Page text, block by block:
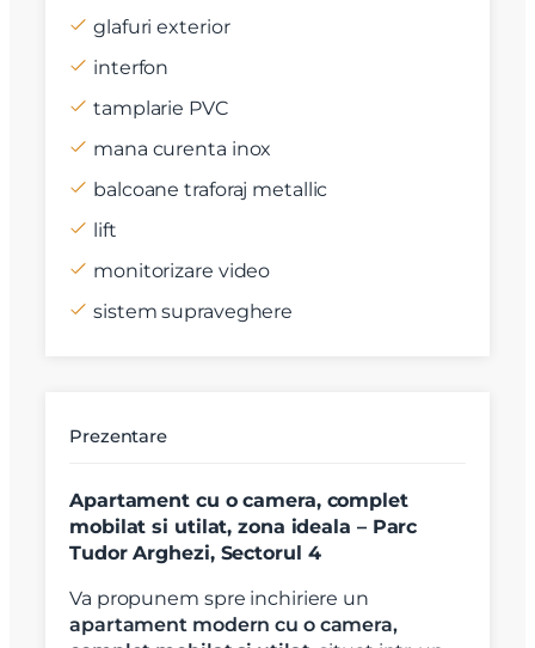
glafuri exterior
interfon
tamplarie PVC
mana curenta inox
balcoane traforaj metallic
lift
monitorizare video
sistem supraveghere
Prezentare
Apartament cu o camera, complet
mobilat si utilat, zona ideala – Parc
Tudor Arghezi, Sectorul 4
Va propunem spre inchiriere un
apartament modern cu o camera,